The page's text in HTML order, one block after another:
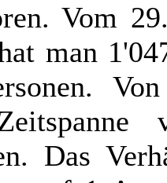
Vom
man
Das